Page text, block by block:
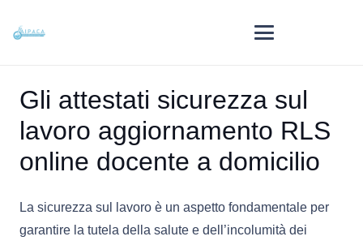
Gli attestati sicurezza sul
lavoro aggiornamento RLS
online docente a domicilio
La sicurezza sul lavoro è un aspetto fondamentale per
garantire la tutela della salute e dell’incolumità dei